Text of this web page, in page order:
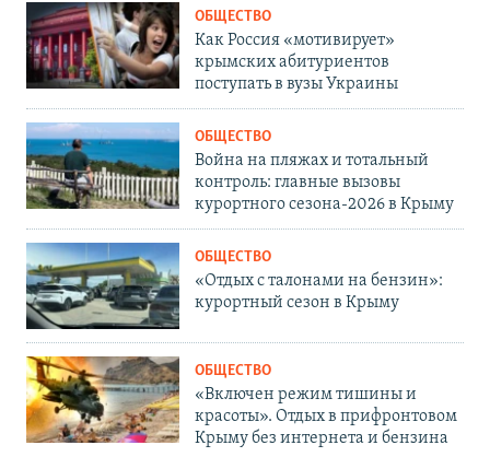
ОБЩЕСТВО
Как Россия «мотивирует»
крымских абитуриентов
поступать в вузы Украины
ОБЩЕСТВО
Война на пляжах и тотальный
контроль: главные вызовы
курортного сезона-2026 в Крыму
ОБЩЕСТВО
«Отдых с талонами на бензин»:
курортный сезон в Крыму
ОБЩЕСТВО
«Включен режим тишины и
красоты». Отдых в прифронтовом
Крыму без интернета и бензина